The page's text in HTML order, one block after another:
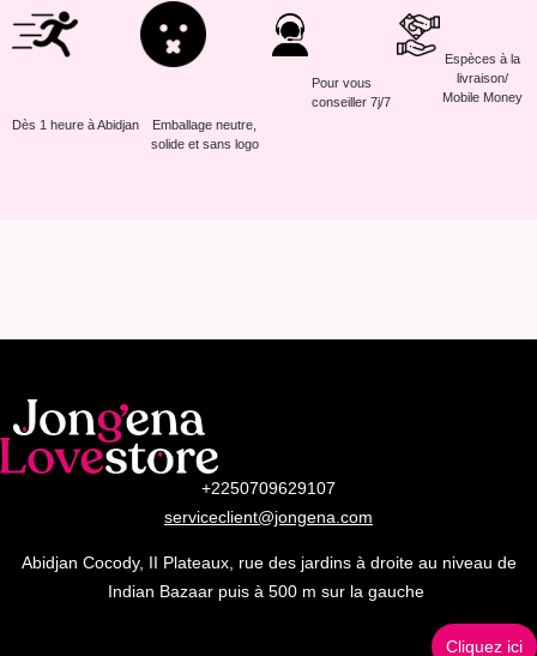
Dès 1 heure à Abidjan
Emballage neutre,
solide et sans logo
Pour vous
conseiller 7j/7
Espèces à la
livraison/
Mobile Money
+2250709629107
serviceclient@jongena.com
Abidjan Cocody, II Plateaux, rue des jardins à droite au niveau de
Indian Bazaar puis à 500 m sur la gauche
Cliquez ici